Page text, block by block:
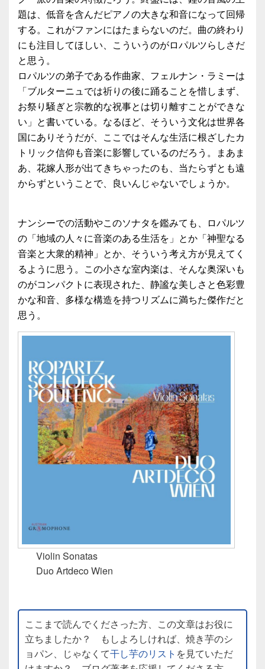
題は、低音を含んだピアノの大きな和音になって回帰
する。これがファンにはたまらないのだ。曲の終わり
にも注目してほしい、こういうのがロパルツらしさだ
と思う。
ロパルツの弟子である作曲家、フェルナン・ラミーは
「ブルターニュでは祈りの後に踊ることを惜しまず、
お祭り騒ぎと宗教的な祝事とは切り離すことができな
い」と書いている。なるほど、そういう文化は世界各
国にありそうだが、ここではそんな生活に根ざしたカ
トリック信仰も音楽に影響しているのだろう。まあま
あ、花嫁人形が出てきちゃったのも、当たらずとも遠
からずということで、良いんじゃないでしょうか。
ナンシーでの活動やこのソナタを鑑みても、ロパルツ
の「地域の人々に音楽のある生活を」とか「神聖なる
音楽と大衆的精神」とか、そういう考え方が見えてく
るように思う。この小さな室内楽は、そんな奥深いも
のがコンパクトに表現された、静謐な美しさと色彩豊
かな和音、多様な構造を持つリズムに満ちた傑作だと
思う。
Violin Sonatas
Duo Artdeco Wien
ここまで読んでくださった方、この文章はお役に
立ちましたか？ もしよろしければ、焼き芋のシ
ョパン、じゃなくて干し芋のリスト を見ていただ